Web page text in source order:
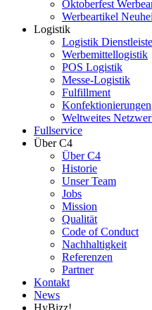
Oktoberfest
Werbeartikel
Logistik
Logistik
Werbemittellogistik
POS Logistik
Messe-Logistik
Fulfillment
Konfektionierungen
Weltweites
Fullservice
Über C4
Über C4
Historie
Unser Team
Jobs
Mission
Qualität
Code of Conduct
Nachhaltigkeit
Referenzen
Partner
Kontakt
News
HyBizz!